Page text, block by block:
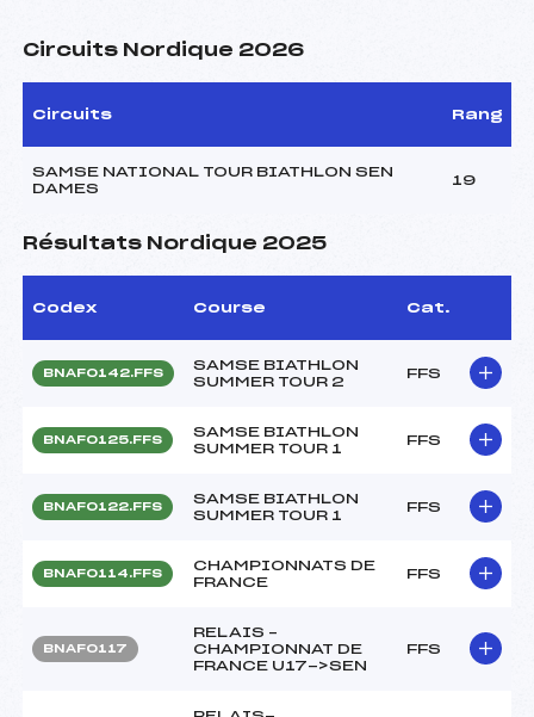
Circuits Nordique 2026
Circuits Rang
SAMSE NATIONAL TOUR BIATHLON SEN
DAMES
19
Résultats Nordique 2025
Codex Course Cat.
BNAF0142.FFS
SAMSE BIATHLON
SUMMER TOUR 2
FFS
BNAF0125.FFS
SAMSE BIATHLON
SUMMER TOUR 1
FFS
BNAF0122.FFS
SAMSE BIATHLON
SUMMER TOUR 1
FFS
BNAF0114.FFS
CHAMPIONNATS DE
FRANCE
FFS
BNAF0117
RELAIS –
CHAMPIONNAT DE
FRANCE U17->SEN
FFS